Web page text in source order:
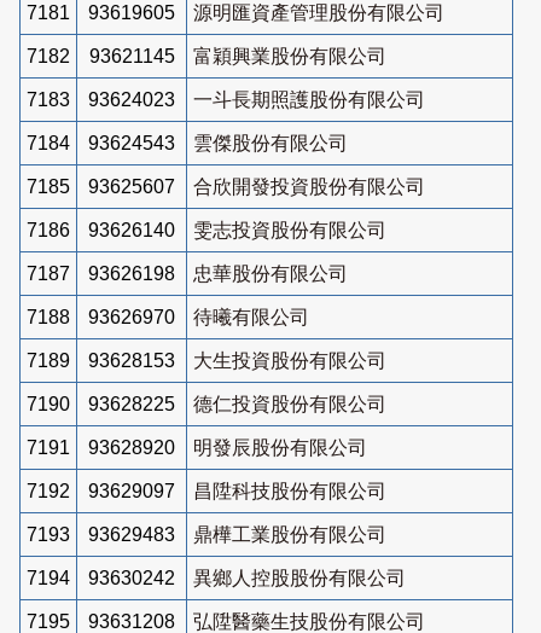
7181 93619605 源明匯資產管理股份有限公司
7182 93621145 富穎興業股份有限公司
7183 93624023 一斗長期照護股份有限公司
7184 93624543 雲傑股份有限公司
7185 93625607 合欣開發投資股份有限公司
7186 93626140 雯志投資股份有限公司
7187 93626198 忠華股份有限公司
7188 93626970 待曦有限公司
7189 93628153 大生投資股份有限公司
7190 93628225 德仁投資股份有限公司
7191 93628920 明發辰股份有限公司
7192 93629097 昌陞科技股份有限公司
7193 93629483 鼎樺工業股份有限公司
7194 93630242 異鄉人控股股份有限公司
7195 93631208 弘陞醫藥生技股份有限公司